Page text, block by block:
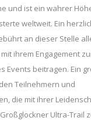
und ist ein wahrer
weltweit. Ein
an dieser Stelle
ihrem Engagement
Events beitragen. Ein
Teilnehmern und
die mit ihrer
Ultra-Trail